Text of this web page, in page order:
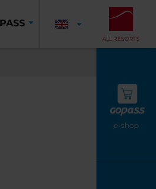
e-shop
ALL RESORTS